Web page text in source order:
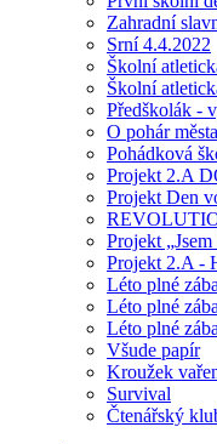
Zahradní
Srní 4.4.2022
Školní
Školní
Předškolák -
O pohár
Pohádková
Projekt 2.A
Projekt Den
Projekt
Projekt 2.A -
Léto plné
Léto plné
Léto plné
Všude papír
Kroužek
Survival
Čtenářský